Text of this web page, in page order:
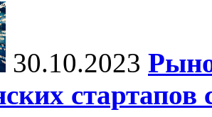
30.10.2023
стартапов